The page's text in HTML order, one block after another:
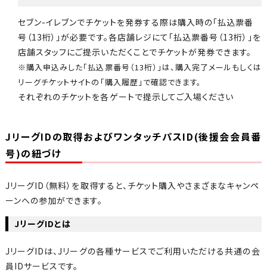
セブン-イレブンでチケットを発券する際は購入時の「払込票番
号（13桁）」が必要です。各店舗レジにて「払込票番号（13桁）」を
店舗スタッフにご提示いただくことでチケットが発券できます。
※購入申込みした「払込票番号（13桁）」は、購入完了メールもしくは
リーグチケットサイトの「購入履歴」で確認できます。
それぞれのチケットを各ゲートで提示してご入場ください
JリーグIDの取得およびワンタッチパスID(後援会会員番
号)の紐づけ
JリーグID（無料）を取得すると、チケット購入やさまざまなキャンペ
ーンへの参加ができます。
JリーグIDとは
JリーグIDは、Jリーグの各種サービスでご利用いただける共通の会
員IDサービスです。